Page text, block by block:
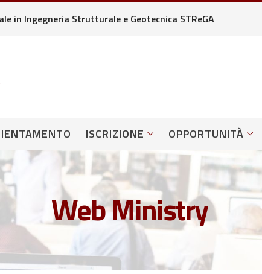
in Ingegneria Strutturale e Geotecnica STReGA
ISCRIZIONE OPPORTUNITÀ
Web Ministry